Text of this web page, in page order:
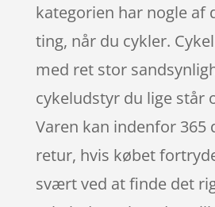
kategorien har nogle af
ting, når du cykler.
med ret stor
cykeludstyr du lige står
Varen kan indenfor 365
retur, hvis købet
svært ved at finde det